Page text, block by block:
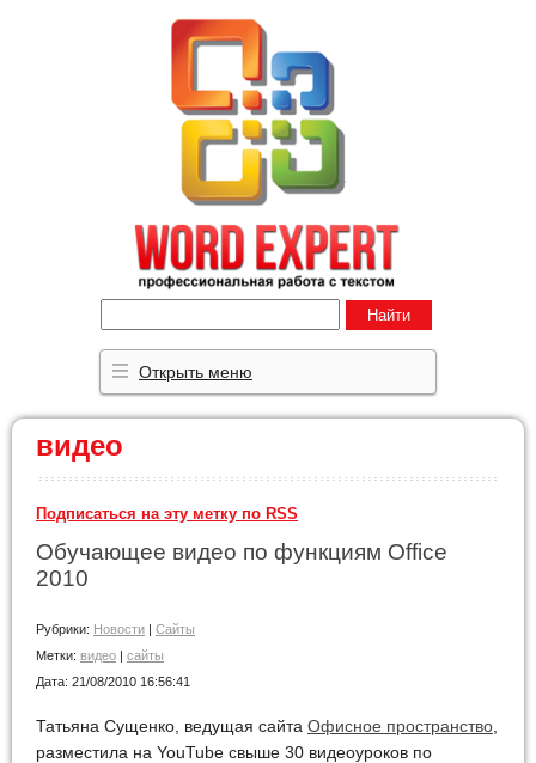
видео
Подписаться на эту метку по RSS
Обучающее видео по функциям Office
2010
Рубрики: Новости | Сайты
Метки: видео | сайты
Дата: 21/08/2010 16:56:41
Татьяна Сущенко, ведущая сайта Офисное пространство
разместила на YouTube свыше 30 видеоуроков по
Найти
Открыть меню